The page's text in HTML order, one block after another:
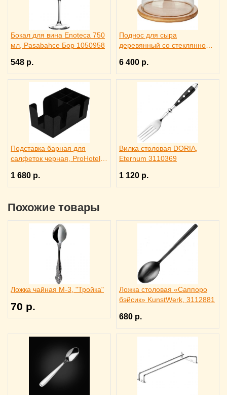
Бокал для вина Enoteca 750
мл, Pasabahce Бор 1050958
548 р.
Поднос для сыра
деревянный со стеклянной
6 400 р.
Подставка барная для
салфеток черная, ProHotel
1 680 р.
Вилка столовая DORIA,
Eternum 3110369
1 120 р.
Похожие товары
Ложка чайная М-3, "Тройка"
70 р.
Ложка столовая «Саппоро
бэйсик» KunstWerk, 3112881
680 р.